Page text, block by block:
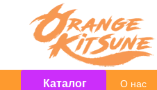
Перейти к основному контенту
Каталог О нас